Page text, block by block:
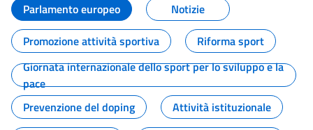
Parlamento europeo
Notizie
Promozione attività sportiva
Riforma sport
Giornata internazionale dello sport per lo sviluppo e la
pace
Prevenzione del doping
Attività istituzionale